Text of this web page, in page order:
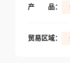
产 品：
贸易区域：